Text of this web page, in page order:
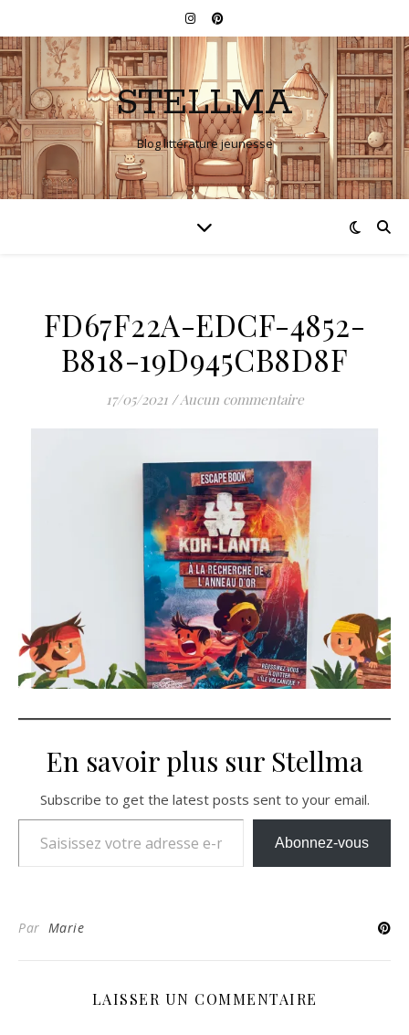
STELLMA
Blog littérature jeunesse
FD67F22A-EDCF-4852-
B818-19D945CB8D8F
17/05/2021 /Aucun commentaire
En savoir plus sur Stellma
Subscribe to get the latest posts sent to your email.
Saisissez votre adresse e-mail…
Abonnez-vous
Par Marie
LAISSER UN COMMENTAIRE